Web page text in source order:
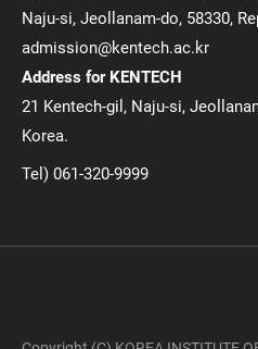
Naju-si, Jeollanam-do, 58330,
admission@kentech.ac.kr
Address for KENTECH
21 Kentech-gil, Naju-si,
Korea.
Tel) 061-320-9999